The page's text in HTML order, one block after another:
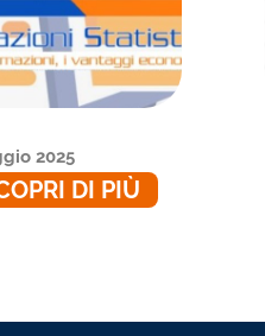
2025
DI PIÙ